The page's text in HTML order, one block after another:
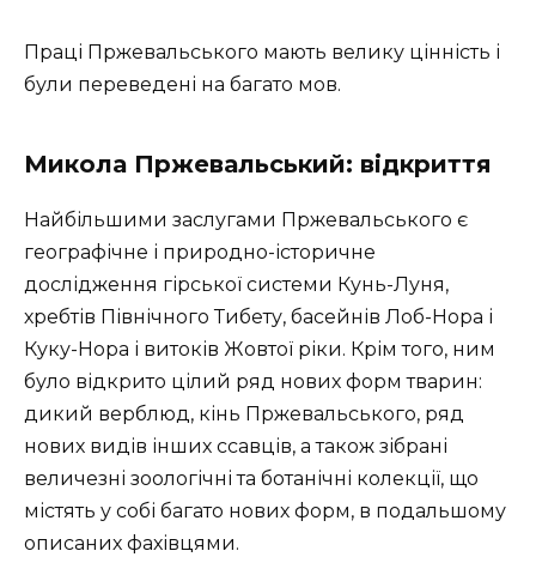
Праці Пржевальського мають велику цінність і
були переведені на багато мов.
Микола Пржевальський: відкриття
Найбільшими заслугами Пржевальського є
географічне і природно-історичне
дослідження гірської системи Кунь-Луня,
хребтів Північного Тибету, басейнів Лоб-Нора і
Куку-Нора і витоків Жовтої ріки. Крім того, ним
було відкрито цілий ряд нових форм тварин:
дикий верблюд, кінь Пржевальського, ряд
нових видів інших ссавців, а також зібрані
величезні зоологічні та ботанічні колекції, що
містять у собі багато нових форм, в подальшому
описаних фахівцями.